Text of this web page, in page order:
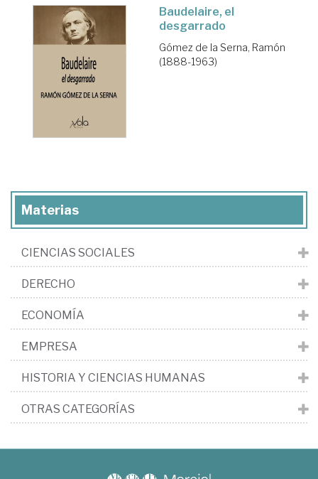
Baudelaire, el
desgarrado
Gómez de la Serna, Ramón
(1888-1963)
Materias
CIENCIAS SOCIALES
DERECHO
ECONOMÍA
EMPRESA
HISTORIA Y CIENCIAS HUMANAS
OTRAS CATEGORÍAS